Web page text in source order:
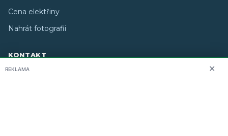
Cena elektřiny
Nahrát fotografii
KONTAKT
O nás
REKLAMA ✕